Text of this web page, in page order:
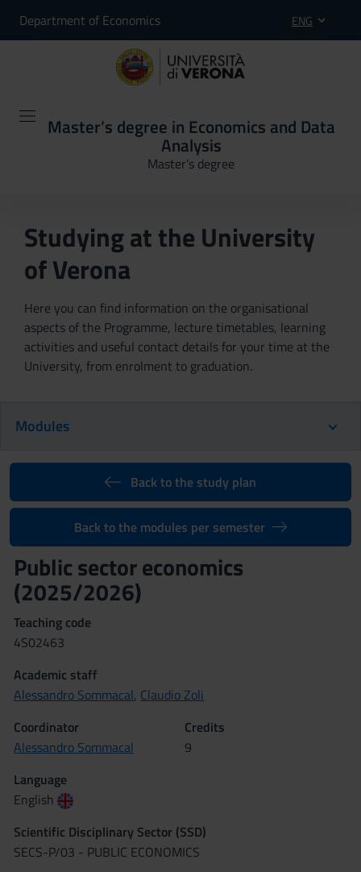
Department of Economics ENG
Master’s degree in Economics and Data
Analysis
Master’s degree
Studying at the University
of Verona
Here you can find information on the organisational
aspects of the Programme, lecture timetables, learning
activities and useful contact details for your time at the
University, from enrolment to graduation.
Modules
Back to the study plan
Back to the modules per semester
Public sector economics
(2025/2026)
Teaching code
4S02463
Academic staff
Alessandro Sommacal, Claudio Zoli
Coordinator
Alessandro Sommacal
Credits
9
Language
English
Scientific Disciplinary Sector (SSD)
SECS-P/03 - PUBLIC ECONOMICS